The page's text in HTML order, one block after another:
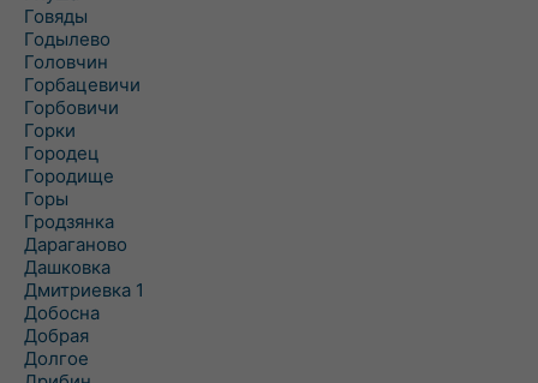
Говяды
Годылево
Головчин
Горбацевичи
Горбовичи
Горки
Городец
Городище
Горы
Гродзянка
Дараганово
Дашковка
Дмитриевка 1
Добосна
Добрая
Долгое